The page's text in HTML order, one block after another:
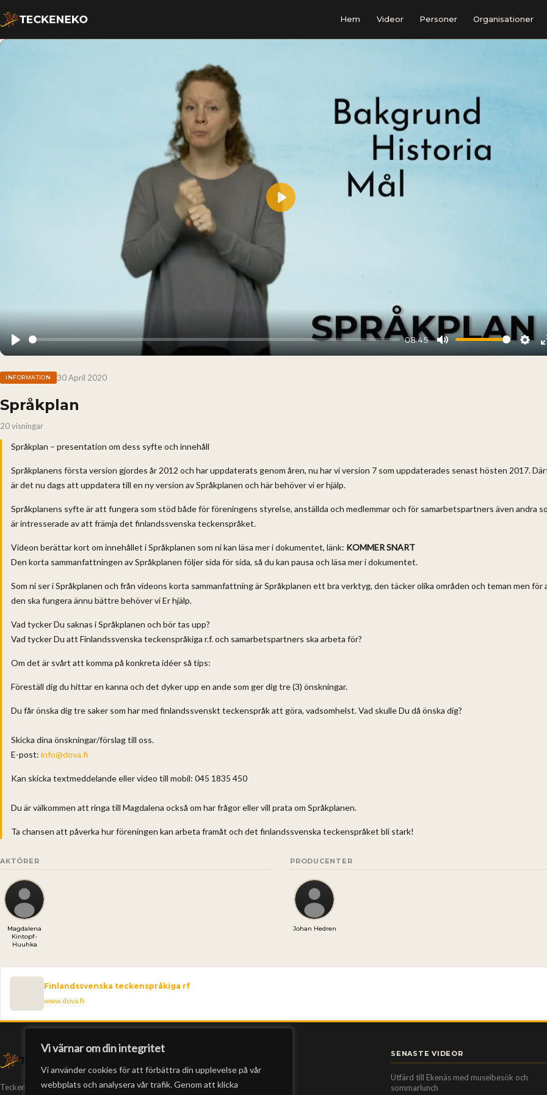
Vi värnar om din integritet
Vi använder cookies för att förbättra din upplevelse på vår
webbplats och analysera vår trafik. Genom att klicka
Hem Videor Personer Organisationer
Play
08:45
Mute
Play
INFORMATION 30 April 2020
Språkplan
20 visningar
Språkplan – presentation om dess syfte och innehåll
Språkplanens första version gjordes år 2012 och har uppdaterats genom åren, nu har vi version 7 som uppdaterades senast hösten 2017.
är det nu dags att uppdatera till en ny version av Språkplanen och här behöver vi er hjälp.
Språkplanens syfte är att fungera som stöd både för föreningens styrelse, anställda och medlemmar och för samarbetspartners även andra
är intresserade av att främja det finlandssvenska teckenspråket.
Videon berättar kort om innehållet i Språkplanen som ni kan läsa mer i dokumentet, länk: KOMMER SNART
Den korta sammanfattningen av Språkplanen följer sida för sida, så du kan pausa och läsa mer i dokumentet.
Som ni ser i Språkplanen och från videons korta sammanfattning är Språkplanen ett bra verktyg, den täcker olika områden och teman men för
den ska fungera ännu bättre behöver vi Er hjälp.
Vad tycker Du saknas i Språkplanen och bör tas upp?
Vad tycker Du att Finlandssvenska teckenspråkiga r.f. och samarbetspartners ska arbeta för?
Om det är svårt att komma på konkreta idéer så tips:
Föreställ dig du hittar en kanna och det dyker upp en ande som ger dig tre (3) önskningar.
Du får önska dig tre saker som har med finlandssvenskt teckenspråk att göra, vadsomhelst. Vad skulle Du då önska dig?
Skicka dina önskningar/förslag till oss.
E-post: info@dova.fi
Kan skicka textmeddelande eller video till mobil: 045 1835 450
Du är välkommen att ringa till Magdalena också om har frågor eller vill prata om Språkplanen.
Ta chansen att påverka hur föreningen kan arbeta framåt och det finlandssvenska teckenspråket bli stark!
AKTÖRER
Magdalena
Kintopf-
Huuhka
PRODUCENTER
Johan Hedren
Finlandssvenska teckenspråkiga rf
www.dova.fi
Teckeneko är Finlands enda webb-tv på
SENASTE VIDEOR
Utfärd till Ekenäs med museibesök och
sommarlunch